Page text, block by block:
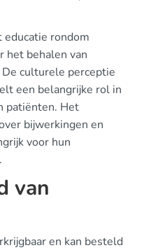
educatie rondom
het behalen van
culturele perceptie
een belangrijke rol in
patiënten. Het
bijwerkingen en
voor hun
van
en kan besteld